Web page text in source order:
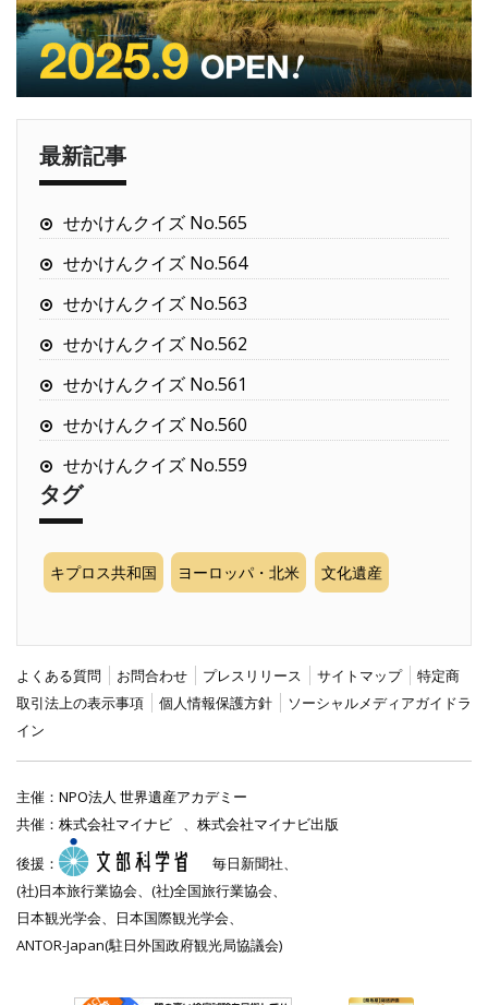
最新記事
せかけんクイズ No.565
せかけんクイズ No.564
せかけんクイズ No.563
せかけんクイズ No.562
せかけんクイズ No.561
せかけんクイズ No.560
せかけんクイズ No.559
タグ
キプロス共和国 ヨーロッパ・北米 文化遺産
よくある質問 お問合わせ プレスリリース サイトマップ
特定商
取引法上の表示事項
個人情報保護方針
ソーシャルメディアガイドラ
イン
主催： NPO法人 世界遺産アカデミー
共催： 株式会社マイナビ 、 株式会社マイナビ出版
後援：
毎日新聞社、
(社)日本旅行業協会、(社)全国旅行業協会、
日本観光学会、日本国際観光学会、
ANTOR-Japan(駐日外国政府観光局協議会)